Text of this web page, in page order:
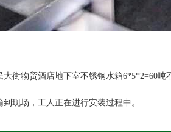
街物贸酒店地下室不锈钢水箱6*5*2=60
现场，工人正在进行安装过程中。